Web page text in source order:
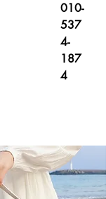
010-
537
4-
187
4